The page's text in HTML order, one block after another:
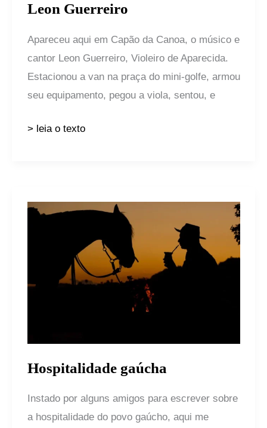
Leon Guerreiro
Apareceu aqui em Capão da Canoa, o músico e
cantor Leon Guerreiro, Violeiro de Aparecida.
Estacionou a van na praça do mini-golfe, armou
seu equipamento, pegou a viola, sentou, e
> leia o texto
Hospitalidade gaúcha
Instado por alguns amigos para escrever sobre
a hospitalidade do povo gaúcho, aqui me
Hospitalidade